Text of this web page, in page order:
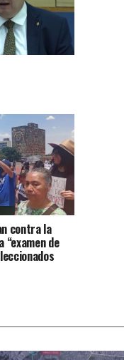
contra la
“examen de